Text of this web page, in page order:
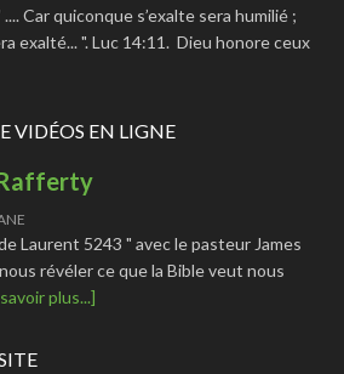
Car quiconque s’exalte sera humilié ;
exalté... ". Luc 14:11. Dieu honore ceux
VIDÉOS EN LIGNE
Laurent 5243 " avec le pasteur James
révéler ce que la Bible veut nous
plus...]